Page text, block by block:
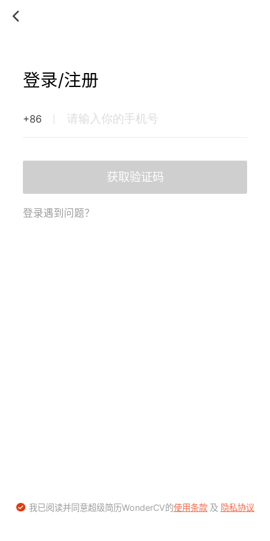
登录/注册
+86
获取验证码
登录遇到问题？
我已阅读并同意超级简历WonderCV的使用条款及 隐私协议